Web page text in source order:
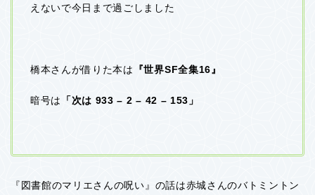
えないで今日まで過ごしました
橋本さんが借りた本は 『世界SF全集16』
暗号は 「次は 933 – 2 – 42 – 153」
『図書館のマリエさんの呪い』の話は赤城さんのバトミントン